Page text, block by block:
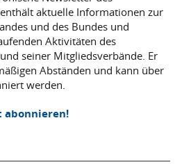
aktuelle Informationen zur
und des Bundes und
Aktivitäten des
seiner Mitgliedsverbände. Er
Abständen und kann über
werden.
abonnieren!